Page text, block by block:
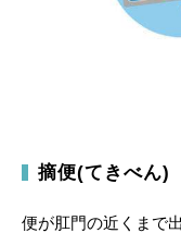
摘便(てきべん)
便が肛門の近くまで